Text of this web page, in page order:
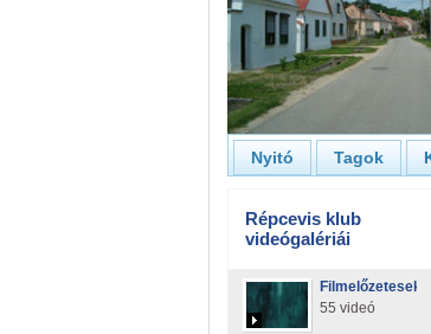
Nyitó Tagok
Répcevis klub
videógalériái
Filmelőzetesek
55 videó